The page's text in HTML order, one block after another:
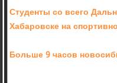
Студенты со всего
Хабаровске на
Больше 9 часов